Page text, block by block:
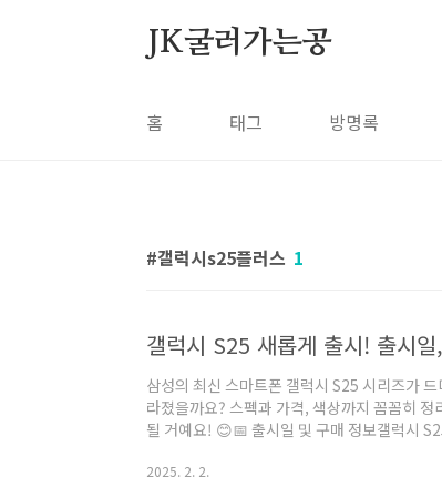
JK굴러가는공
홈 태그 방명록
갤럭시s25플러스 1
갤럭시 S25 새롭게 출시! 출시
삼성의 최신 스마트폰 갤럭시 S25 시리즈가
라졌을까요? 스펙과 가격, 색상까지 꼼꼼히
될 거예요! 😊📅 출시일 및 구매 정보갤럭시
월 7일구매 가능한 온라인 스토어를 방문하여
2025. 2. 2.